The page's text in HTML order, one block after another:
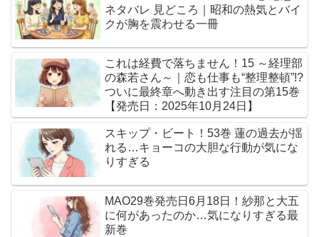
ネタバレ 見どころ｜昭和の熱気とバイ
クが胸を震わせる一冊
これは経費で落ちません！15 ～経理部
の森若さん～｜恋も仕事も“整理整頓”!?
ついに最終章へ動き出す注目の第15巻
【発売日：2025年10月24日】
スキップ・ビート！53巻 蓮の過去が揺
れる…キョーコの大胆な行動が気にな
りすぎる
MAO29巻発売日6月18日！紗那と大五
に何があったのか…気になりすぎる最
新巻